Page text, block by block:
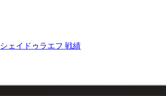
シェイドゥラエフ 戦績